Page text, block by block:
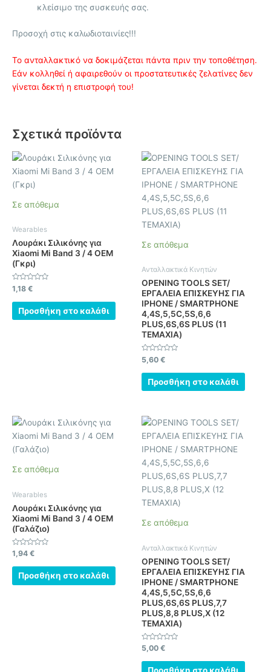
κλείσιμο της συσκευής σας.
Προσοχή στις καλωδιοταινίες!!!
Το ανταλλακτικό να δοκιμάζεται πάντα πριν την τοποθέτηση.
Εάν κολληθεί ή αφαιρεθούν οι προστατευτικές ζελατίνες δεν
γίνεται δεκτή η επιστροφή του!
Σχετικά προϊόντα
Σε απόθεμα
Wearables
Λουράκι Σιλικόνης για
Xiaomi Mi Band 3 / 4 OEM
(Γκρι)
Βαθμολογήθηκε
με
0
από
1,18 €
Προσθήκη στο καλάθι
Σε απόθεμα
Ανταλλακτικά Κινητών
OPENING TOOLS SET/
ΕΡΓΑΛΕΙΑ ΕΠΙΣΚΕΥΗΣ ΓΙΑ
IPHONE / SMARTPHONE
4,4S,5,5C,5S,6,6
PLUS,6S,6S PLUS (11
ΤΕΜΑΧΙΑ)
Βαθμολογήθηκε
με
0
από
5,60 €
Προσθήκη στο καλάθι
Σε απόθεμα
Wearables
Λουράκι Σιλικόνης για
Xiaomi Mi Band 3 / 4 OEM
(Γαλάζιο)
Βαθμολογήθηκε
με
0
από
1,94 €
Προσθήκη στο καλάθι
Σε απόθεμα
Ανταλλακτικά Κινητών
OPENING TOOLS SET/
ΕΡΓΑΛΕΙΑ ΕΠΙΣΚΕΥΗΣ ΓΙΑ
IPHONE / SMARTPHONE
4,4S,5,5C,5S,6,6
PLUS,6S,6S PLUS,7,7
PLUS,8,8 PLUS,X (12
ΤΕΜΑΧΙΑ)
Βαθμολογήθηκε
με
0
από
5,00 €